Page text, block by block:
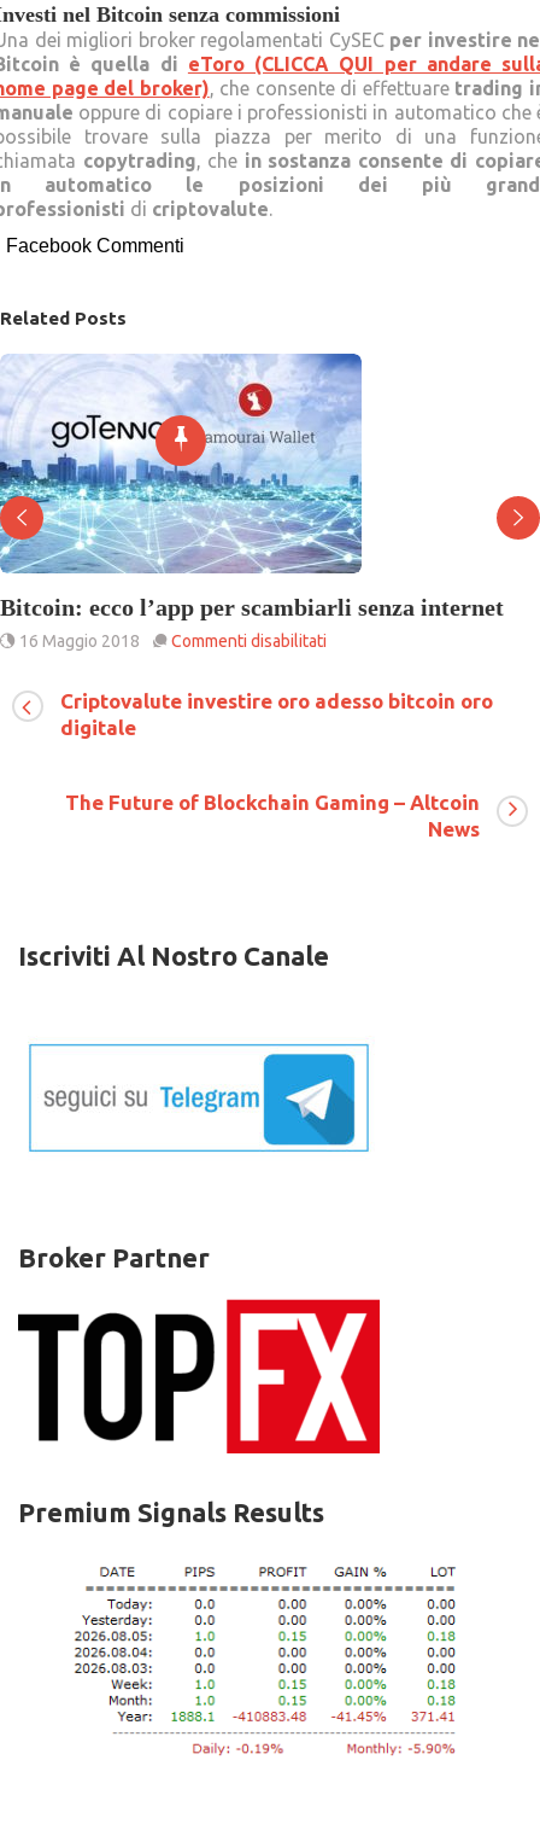
nel Bitcoin senza commissioni
dei migliori broker regolamentati CySECper investire
è quella di eToro (CLICCA QUI per andare
page del broker), che consente di effettuaretrading
oppure di copiare i professionisti in automatico che
trovare sulla piazza per merito di una
copytrading, che in sostanza consente di
automatico le posizioni dei più
di criptovalute.
Facebook Commenti
Related Posts
Bitcoin: ecco l’app per scambiarli senza internet
16 Maggio 2018 Commenti disabilitati
l’app
internet
Criptovalute investire oro adesso bitcoin oro
digitale
The Future of Blockchain Gaming – Altcoin
News
Iscriviti Al Nostro Canale
Broker Partner
Premium Signals Results